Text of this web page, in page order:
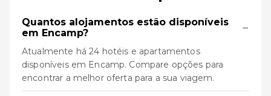
Quantos alojamentos estão disponíveis
em Encamp?
−
Atualmente há 24 hotéis e apartamentos
disponíveis em Encamp. Compare opções para
encontrar a melhor oferta para a sua viagem.